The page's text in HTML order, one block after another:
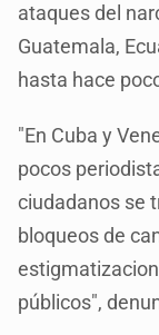
ataques del
Guatemala,
hasta hace
"En Cuba y
pocos
ciudadanos se
bloqueos de
públicos",